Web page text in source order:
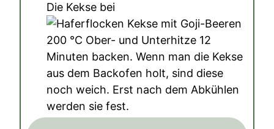
Die Kekse bei
200 °C Ober- und Unterhitze 12
Minuten backen. Wenn man die Kekse
aus dem Backofen holt, sind diese
noch weich. Erst nach dem Abkühlen
werden sie fest.